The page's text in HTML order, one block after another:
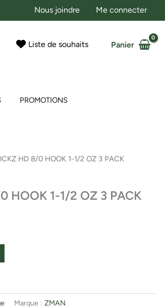
Nous joindre Me connecter
Liste de souhaits Panier
PROMOTIONS
HD 8/0 HOOK 1-1/2 OZ 3 PACK
HOOK 1-1/2 OZ 3 PACK
Marque :ZMAN